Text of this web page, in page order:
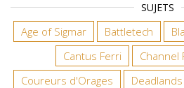
SUJETS
Age of Sigmar Battletech
Cantus Ferri
Channel
Coureurs d'Orages
Deadlands